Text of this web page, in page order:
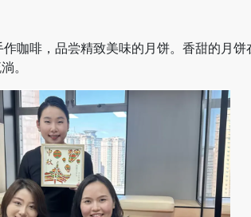
咖啡，品尝精致美味的月饼。香甜的月饼
。